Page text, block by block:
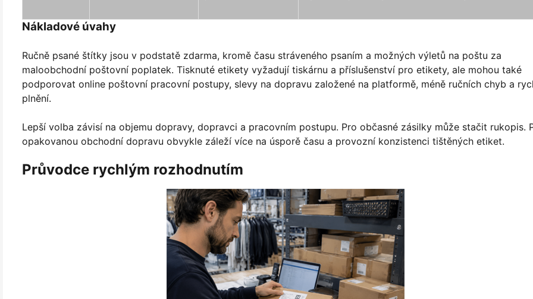
Nákladové úvahy
Ručně psané štítky jsou v podstatě zdarma, kromě času stráveného psaním a možných výletů na poštu za
maloobchodní poštovní poplatek. Tisknuté etikety vyžadují tiskárnu a příslušenství pro etikety, ale mohou také
podporovat online poštovní pracovní postupy, slevy na dopravu založené na platformě, méně ručních chyb a
plnění.
Lepší volba závisí na objemu dopravy, dopravci a pracovním postupu. Pro občasné zásilky může stačit rukopis.
opakovanou obchodní dopravu obvykle záleží více na úsporě času a provozní konzistenci tištěných etiket.
Průvodce rychlým rozhodnutím